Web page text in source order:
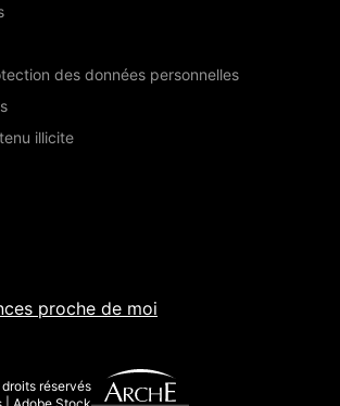
des données personnelles
illicite
proche de moi
réservés